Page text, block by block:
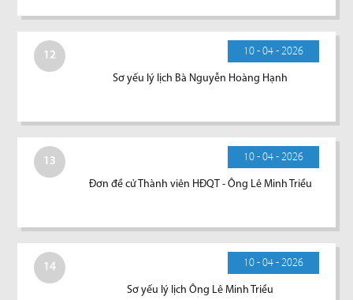
12 10 - 04 - 2026
Sơ yếu lý lịch Bà Nguyễn Hoàng Hạnh
13 10 - 04 - 2026
Đơn đề cử Thành viên HĐQT - Ông Lê Minh Triều
14 10 - 04 - 2026
Sơ yếu lý lịch Ông Lê Minh Triều